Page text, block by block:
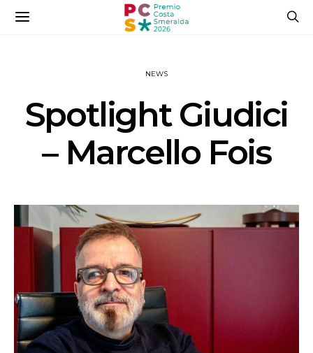
NEWS
Spotlight Giudici
– Marcello Fois